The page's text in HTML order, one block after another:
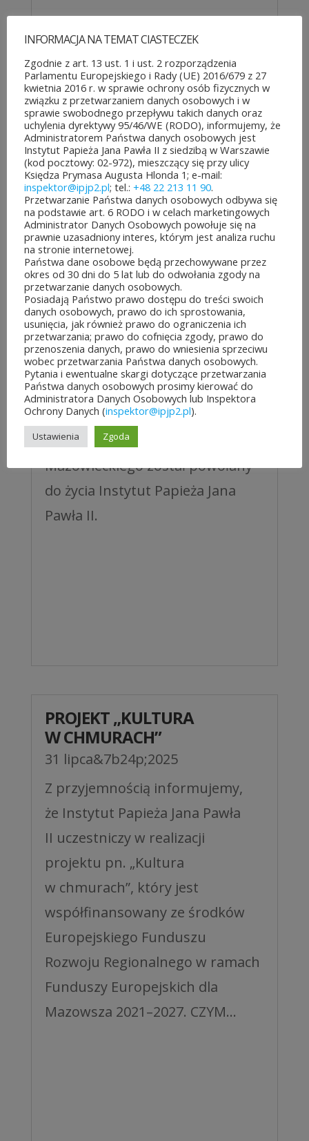
20-LECIE DZIAŁALNOŚCI
INSTYTUTU PAPIEŻA JANA
PAWŁA II
23 października&10b05p;2025
20 lat temu – 4 listopada 2005
roku kard. Józef Glemp i pan
marszałek Adam Struzik
podpisali list intencyjny
zapowiadający powstanie nowej
instytucji kultury dla uczczenia
pamięci wielkiego Polaka – Ojca
Świętego Jana Pawła II. Kilka
miesięcy później – 13 marca 2006
roku na mocy umowy zawartej
między Archidiecezją Warszawską
a Samorządem Województwa
Mazowieckiego został powołany
do życia Instytut Papieża Jana
Pawła II.
PROJEKT „KULTURA
W CHMURACH”
31 lipca&7b24p;2025
Z przyjemnością informujemy,
że Instytut Papieża Jana Pawła
II uczestniczy w realizacji
projektu pn. „Kultura
w chmurach”, który jest
współfinansowany ze środków
Europejskiego Funduszu
Rozwoju Regionalnego w ramach
Funduszy Europejskich dla
Mazowsza 2021–2027. CZYM...
INFORMACJA NA TEMAT CIASTECZEK
Zgodnie z art. 13 ust. 1 i ust. 2 rozporządzenia
Parlamentu Europejskiego i Rady (UE) 2016/679 z 27
kwietnia 2016 r. w sprawie ochrony osób fizycznych w
związku z przetwarzaniem danych osobowych i w
sprawie swobodnego przepływu takich danych oraz
uchylenia dyrektywy 95/46/WE (RODO), informujemy, że
Administratorem Państwa danych osobowych jest
Instytut Papieża Jana Pawła II z siedzibą w Warszawie
(kod pocztowy: 02-972), mieszczący się przy ulicy
Księdza Prymasa Augusta Hlonda 1; e-mail:
inspektor@ipjp2.pl; tel.: +48 22 213 11 90.
Przetwarzanie Państwa danych osobowych odbywa się
na podstawie art. 6 RODO i w celach marketingowych
Administrator Danych Osobowych powołuje się na
prawnie uzasadniony interes, którym jest analiza ruchu
na stronie internetowej.
Państwa dane osobowe będą przechowywane przez
okres od 30 dni do 5 lat lub do odwołania zgody na
przetwarzanie danych osobowych.
Posiadają Państwo prawo dostępu do treści swoich
danych osobowych, prawo do ich sprostowania,
usunięcia, jak również prawo do ograniczenia ich
przetwarzania; prawo do cofnięcia zgody, prawo do
przenoszenia danych, prawo do wniesienia sprzeciwu
wobec przetwarzania Państwa danych osobowych.
Pytania i ewentualne skargi dotyczące przetwarzania
Państwa danych osobowych prosimy kierować do
Administratora Danych Osobowych lub Inspektora
Ochrony Danych (inspektor@ipjp2.pl).
Ustawienia Zgoda